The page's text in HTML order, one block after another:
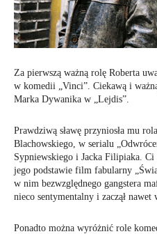
Za pierwszą ważną rolę Roberta
w komedii „Vinci”. Ciekawą i
Marka Dywanika w „Lejdis”.
Prawdziwą sławę przyniosła mu
Blachowskiego, w serialu
Sypniewskiego i Jacka Filipiaka.
jego podstawie film fabularny
w nim bezwzględnego gangstera
nieco sentymentalny i zaczął nawet
Ponadto można wyróżnić role